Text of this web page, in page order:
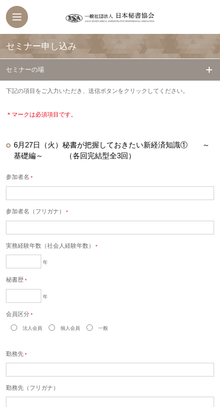
セミナー申し込み
セミナーの場
下記の項目をご入力いただき、送信ボタンをクリックしてください。
＊マークは必須項目です。
6月27日（火）秘書が把握しておきたい新経済知識① ～
基礎編～ （各回完結型全3回）
参加者名 ＊
参加者名（フリガナ） ＊
実務経験年数（社会人経験年数） ＊
年
秘書歴 ＊
年
会員区分 ＊
法人会員 個人会員 一般
勤務先 ＊
勤務先（フリガナ）